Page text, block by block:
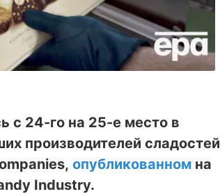
с 24-го на 25-е место в
производителей сладостей
опубликованном на
Industry.